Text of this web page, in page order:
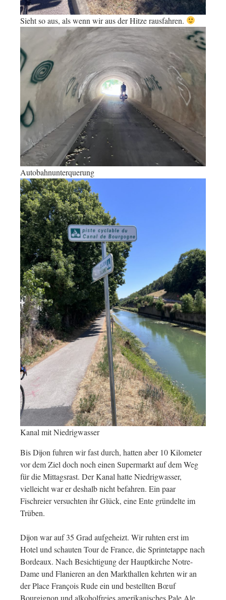
Sieht so aus, als wenn wir aus der Hitze rausfahren.
Autobahnunterquerung
Kanal mit Niedrigwasser
Bis Dijon fuhren wir fast durch, hatten aber 10 Kilometer
vor dem Ziel doch noch einen Supermarkt auf dem Weg
für die Mittagsrast. Der Kanal hatte Niedrigwasser,
vielleicht war er deshalb nicht befahren. Ein paar
Fischreier versuchten ihr Glück, eine Ente gründelte im
Trüben.
Dijon war auf 35 Grad aufgeheizt. Wir ruhten erst im
Hotel und schauten Tour de France, die Sprintetappe nach
Bordeaux. Nach Besichtigung der Hauptkirche Notre-
Dame und Flanieren an den Markthallen kehrten wir an
der Place François Rude ein und bestellten Bœuf
Bourgignon und alkoholfreies amerikanisches Pale Ale